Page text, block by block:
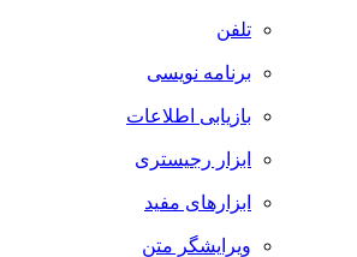
تلفن
برنامه نویسی
بازیابی اطلاعات
ابزار رجیستری
ابزارهای مفید
ویرایشگر متن